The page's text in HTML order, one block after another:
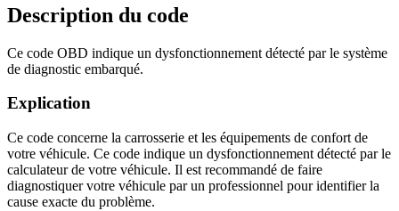
Description du code
Ce code OBD indique un dysfonctionnement détecté par le système
de diagnostic embarqué.
Explication
Ce code concerne la carrosserie et les équipements de confort de
votre véhicule. Ce code indique un dysfonctionnement détecté par le
calculateur de votre véhicule. Il est recommandé de faire
diagnostiquer votre véhicule par un professionnel pour identifier la
cause exacte du problème.